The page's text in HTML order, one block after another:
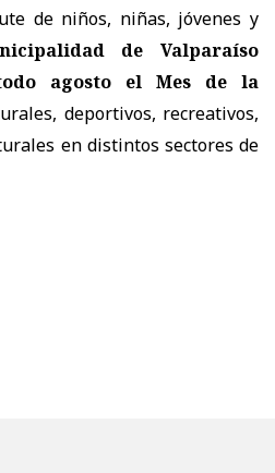
de niños, niñas, jóvenes y
de Valparaíso
agosto el Mes de la
deportivos, recreativos,
en distintos sectores de